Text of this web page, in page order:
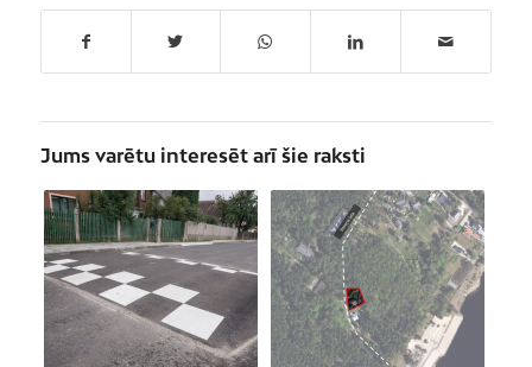
Jums varētu interesēt arī šie raksti